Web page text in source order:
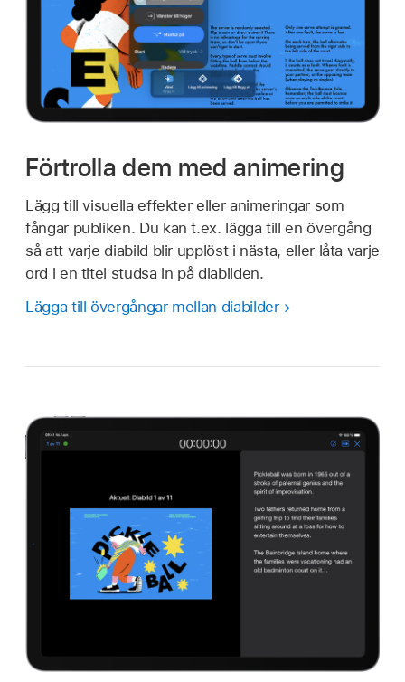
Förtrolla dem med animering
Lägg till visuella effekter eller animeringar som
fångar publiken. Du kan t.ex. lägga till en övergång
så att varje diabild blir upplöst i nästa, eller låta varje
ord i en titel studsa in på diabilden.
Lägga till övergångar mellan diabilder